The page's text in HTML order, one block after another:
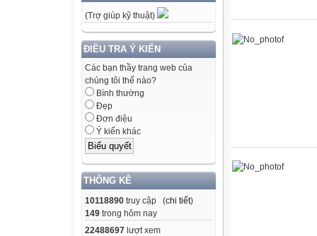
(Trợ giúp kỹ thuật)
ĐIỀU TRA Ý KIẾN
Các bạn thầy trang web của
chúng tôi thế nào?
Bình thường
Đẹp
Đơn điệu
Ý kiến khác
THỐNG KÊ
10118890 truy cập (chi tiết)
149 trong hôm nay
22488697 lượt xem